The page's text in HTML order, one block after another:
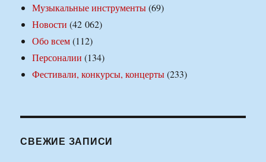
Музыкальные инструменты(69)
Новости (42 062)
Обо всем(112)
Персоналии (134)
Фестивали, конкурсы, концерты(233)
СВЕЖИЕ ЗАПИСИ